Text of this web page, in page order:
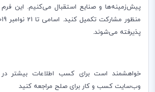
پیش‌زمینه‌ها و صنایع استقبال می‌کنیم. این فرم
پذیرفته می‌شوند.
خواهشمند است برای کسب اطلاعات بیشتر در
وب‌سایت کسب و کار برای صلح مراجعه کنید